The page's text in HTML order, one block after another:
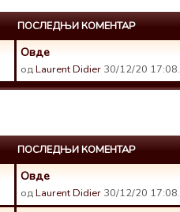
ПОСЛЕДЊИ КОМЕНТАР
Овде
одLaurent Didier 30/12/20 17:08.
ПОСЛЕДЊИ КОМЕНТАР
Овде
одLaurent Didier 30/12/20 17:08.